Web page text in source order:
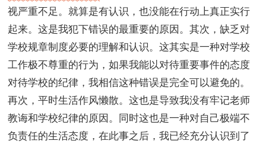
视严重不足。就算是有认识，也没能在行动上真正实行
起来。这是我犯下错误的最重要的原因。其次，缺乏对
学校规章制度必要的理解和认识。这其实是一种对学校
工作极不尊重的行为，如果我能以对待重要事件的态度
对待学校的纪律，我相信这种错误是完全可以避免的。
再次，平时生活作风懒散。这也是导致我没有牢记老师
教诲和学校纪律的原因。同时这也是一种对自己极端不
负责任的生活态度，在此事之后，我已经充分认识到了